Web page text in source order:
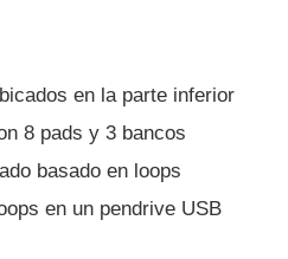
en la parte inferior
8 pads y 3 bancos
basado en loops
en un pendrive USB